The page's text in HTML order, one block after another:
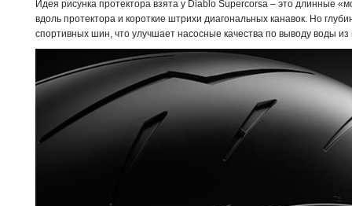
Идея рисунка протектора взята у Diablo Supercorsa – это длинные
вдоль протектора и короткие штрихи диагональных канавок. Но
спортивных шин, что улучшает насосные качества по выводу воды